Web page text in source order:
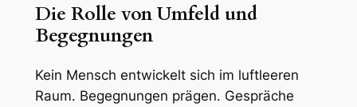
Die Rolle von Umfeld und
Begegnungen
Kein Mensch entwickelt sich im luftleeren
Raum. Begegnungen prägen. Gespräche